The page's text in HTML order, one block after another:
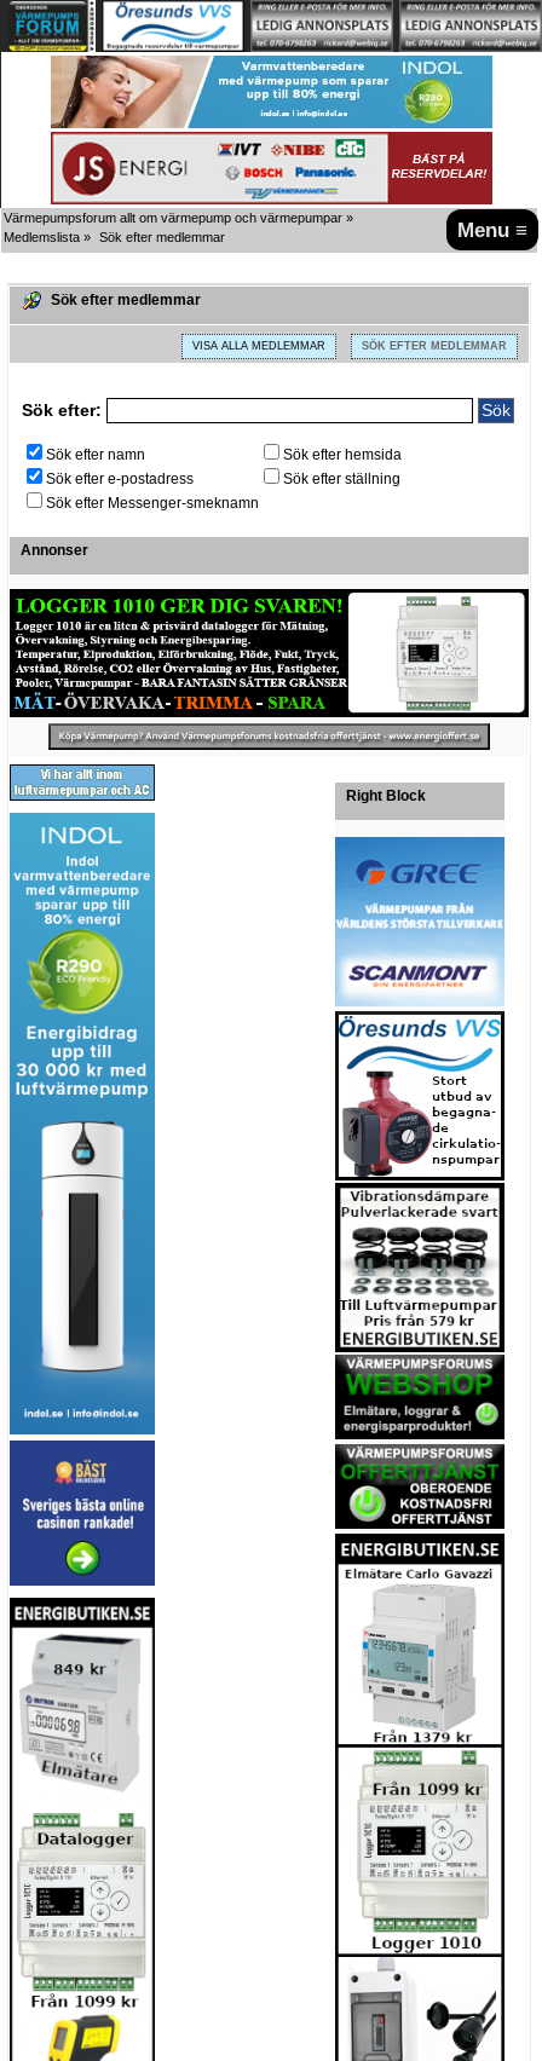
Menu ≡
Värmepumpsforum allt om värmepump och värmepumpar »
Medlemslista » Sök efter medlemmar
Sök efter medlemmar
VISA ALLA MEDLEMMAR SÖK EFTER MEDLEMMAR
Sök efter:
Sök efter namn
Sök efter e-postadress
Sök efter Messenger-smeknamn
Sök efter hemsida
Sök efter ställning
Annonser
Right Block